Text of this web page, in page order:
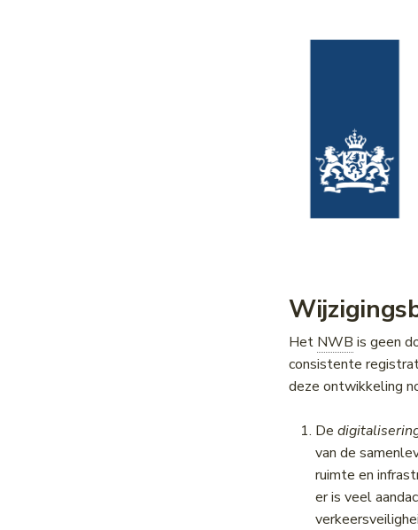
Het NWB is geen
consistente
deze ontwikkeling
De
van de
ruimte en
er is veel